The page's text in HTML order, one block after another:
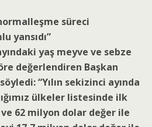
süreci
yansıdı”
yaş meyve ve sebze
değerlendiren Başkan
“Yılın sekizinci ayında
ülkeler listesinde ilk
ve 62 milyon dolar değer ile